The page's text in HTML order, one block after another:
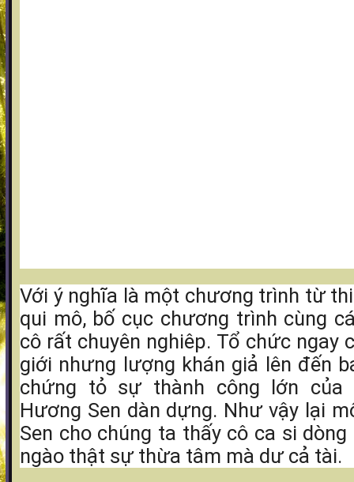
Với ý nghĩa là một chương trình từ
qui mô, bố cục chương trình cùng
cô rất chuyên nghiêp. Tổ chức ngay
giới nhưng lượng khán giả lên đến
chứng tỏ sự thành công lớn của
Hương Sen dàn dựng. Như vậy lại
Sen cho chúng ta thấy cô ca si
ngào thật sự thừa tâm mà dư cả tài.